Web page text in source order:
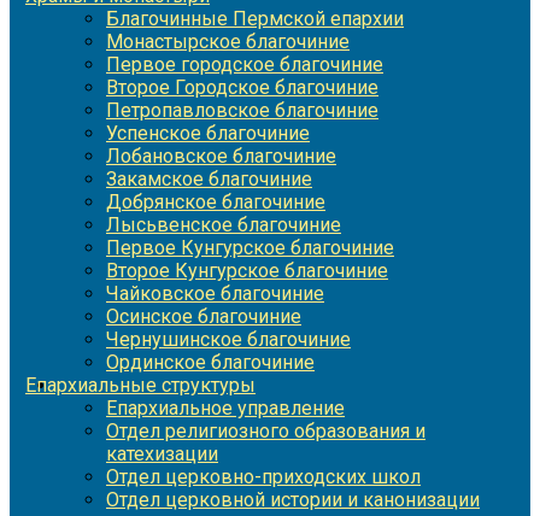
Благочинные Пермской епархии
Монастырское благочиние
Первое городское благочиние
Второе Городское благочиние
Петропавловское благочиние
Успенское благочиние
Лобановское благочиние
Закамское благочиние
Добрянское благочиние
Лысьвенское благочиние
Первое Кунгурское благочиние
Второе Кунгурское благочиние
Чайковское благочиние
Осинское благочиние
Чернушинское благочиние
Ординское благочиние
Епархиальные структуры
Епархиальное управление
Отдел религиозного образования и
катехизации
Отдел церковно-приходских школ
Отдел церковной истории и канонизации